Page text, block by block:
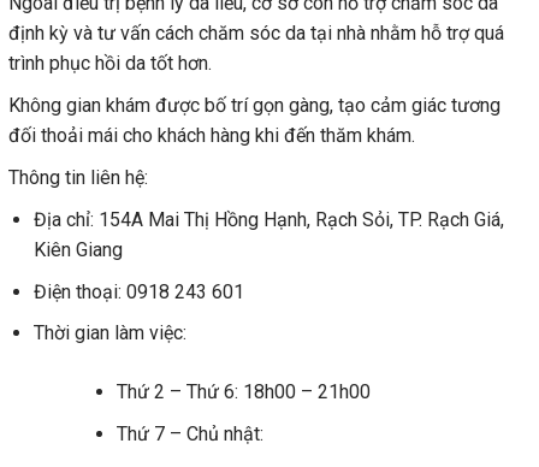
định kỳ và tư vấn cách chăm sóc da tại nhà nhằm hỗ trợ quá
trình phục hồi da tốt hơn.
Không gian khám được bố trí gọn gàng, tạo cảm giác tương
đối thoải mái cho khách hàng khi đến thăm khám.
Thông tin liên hệ:
Địa chỉ: 154A Mai Thị Hồng Hạnh, Rạch Sỏi, TP. Rạch Giá,
Kiên Giang
Điện thoại: 0918 243 601
Thời gian làm việc:
Thứ 2 – Thứ 6: 18h00 – 21h00
Thứ 7 – Chủ nhật: